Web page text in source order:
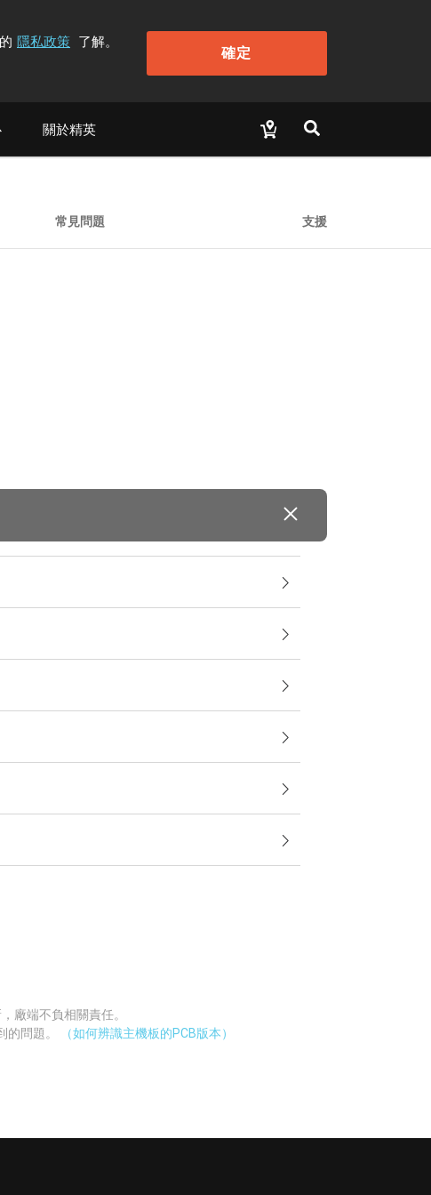
隱私政策 了解。
確定
關於精英
常見問題 支援
廠端不負相關責任。
的問題。
（如何辨識主機板的PCB版本）